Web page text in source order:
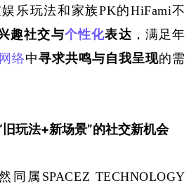
乐玩法和家族PK的HiFami不
趣社交与个性化表达 ，满足年
络中寻求共鸣与自我呈现的需
旧玩法+新场景”的社交新机会
同属SPACEZ TECHNOLOGY